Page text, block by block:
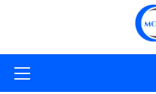
primario